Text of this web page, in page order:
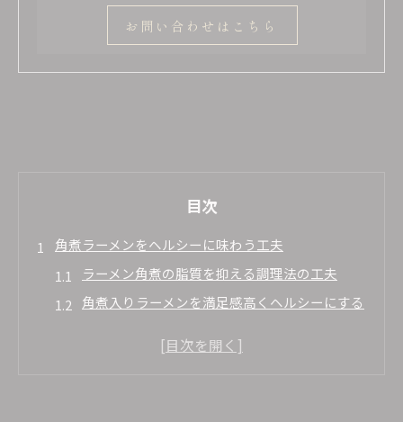
お問い合わせはこちら
目次
角煮ラーメンをヘルシーに味わう工夫
ラーメン角煮の脂質を抑える調理法の工夫
角煮入りラーメンを満足感高くヘルシーにする
角煮ラーメンアレンジでカロリーオフの実践方